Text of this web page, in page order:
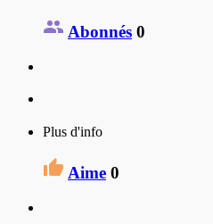
Abonnés 0
Plus d'info
Aime 0